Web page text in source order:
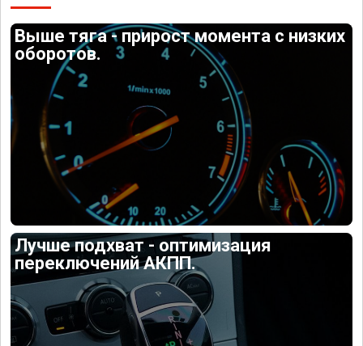
Выше тяга - прирост момента с низких
оборотов.
Лучше подхват - оптимизация
переключений АКПП.